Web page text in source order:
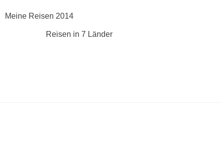
Meine Reisen 2014
Reisen in 7 Länder